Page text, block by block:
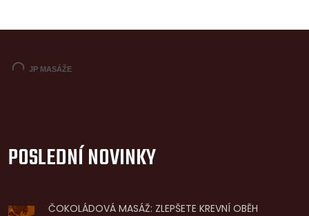
POSLEDNÍ NOVINKY
ČOKOLÁDOVÁ MASÁŽ: ZLEPŠETE KREVNÍ OBĚH